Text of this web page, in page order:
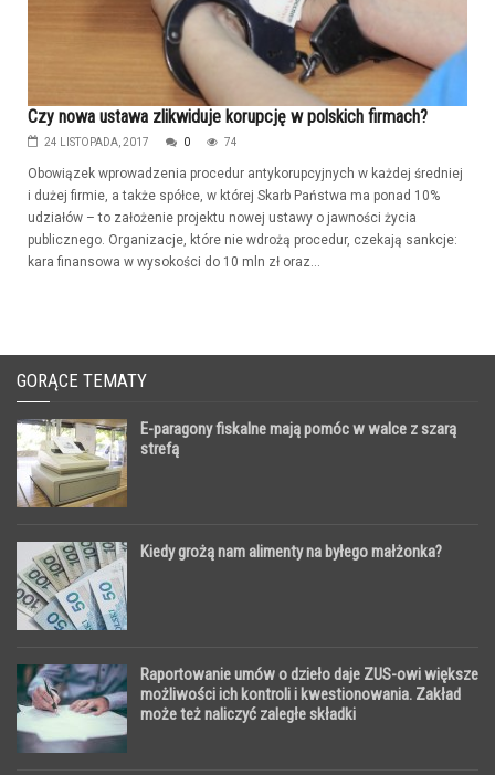
Czy nowa ustawa zlikwiduje korupcję w polskich firmach?
24 LISTOPADA, 2017 0 74
Obowiązek wprowadzenia procedur antykorupcyjnych w każdej średniej
i dużej firmie, a także spółce, w której Skarb Państwa ma ponad 10%
udziałów – to założenie projektu nowej ustawy o jawności życia
publicznego. Organizacje, które nie wdrożą procedur, czekają sankcje:
kara finansowa w wysokości do 10 mln zł oraz...
GORĄCE TEMATY
E-paragony fiskalne mają pomóc w walce z szarą
strefą
Kiedy grożą nam alimenty na byłego małżonka?
Raportowanie umów o dzieło daje ZUS-owi większe
możliwości ich kontroli i kwestionowania. Zakład
może też naliczyć zaległe składki